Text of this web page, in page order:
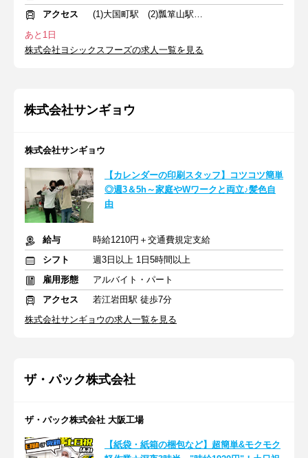
アクセス
(1)大国町駅 (2)瓢箪山駅 (3)岸和田駅
あと1日
株式会社ヨシックスフーズの求人一覧を見る
株式会社サンギョウ
株式会社サンギョウ
【カレンダーの印刷スタッフ】コツコツ簡単
◎週3＆5h～家庭やWワークと両立♪髪色自
由
給与
時給1210円＋交通費規定支給
シフト
週3日以上 1日5時間以上
雇用形態
アルバイト・パート
アクセス
若江岩田駅 徒歩7分
株式会社サンギョウの求人一覧を見る
ザ・パック株式会社
ザ・パック株式会社 大阪工場
【紙袋・紙箱の梱包など】超簡単&モクモク